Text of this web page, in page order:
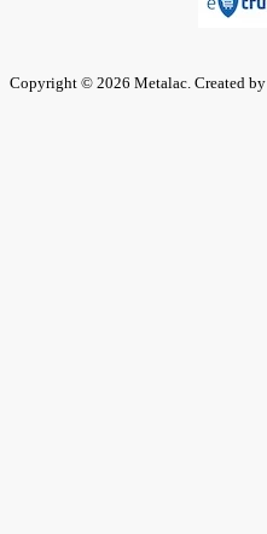
Copyright © 2026 Metalac. Created by